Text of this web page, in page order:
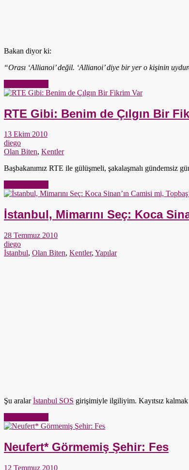
Bakan diyor ki:
“Orası ‘Allianoi’ değil. ‘Allianoi’ diye bir yer o kişinin
RTE Gibi: Benim de Çılgın Bir
13 Ekim 2010
diego
Olan Biten, Kentler
Başbakanımız RTE ile gülüşmeli, şakalaşmalı gündemsiz
İstanbul, Mimarını Seç: Koca
28 Temmuz 2010
diego
İstanbul, Olan Biten, Kentler, Yapılar
Şu aralarİstanbul SOS girişimiyle ilgiliyim. Kayıtsız
Neufert* Görmemiş Şehir: Fes
12 Temmuz 2010